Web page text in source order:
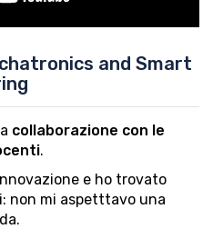
and Smart
collaborazione con le
.
e ho trovato
non mi aspetttavo una